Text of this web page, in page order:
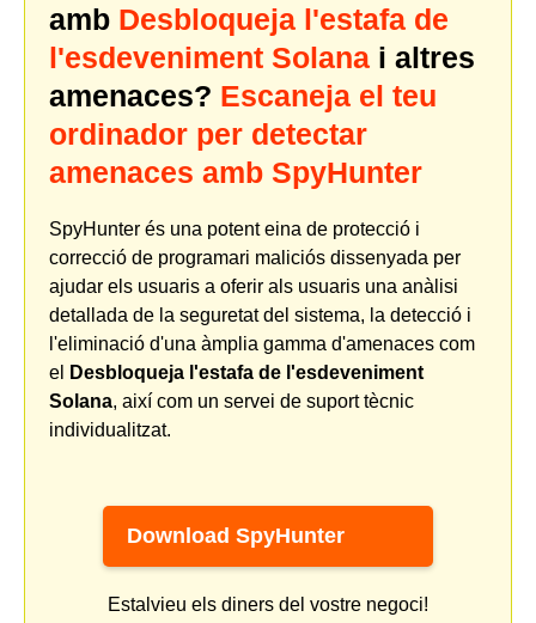
amb Desbloqueja l'estafa de
l'esdeveniment Solana i altres
amenaces? Escaneja el teu
ordinador per detectar
amenaces amb SpyHunter
SpyHunter és una potent eina de protecció i
correcció de programari maliciós dissenyada per
ajudar els usuaris a oferir als usuaris una anàlisi
detallada de la seguretat del sistema, la detecció i
l'eliminació d'una àmplia gamma d'amenaces com
el
Desbloqueja l'estafa de l'esdeveniment
Solana, així com un servei de suport tècnic
individualitzat.
Download SpyHunter
Estalvieu els diners del vostre negoci!